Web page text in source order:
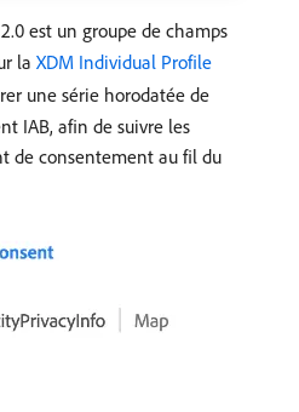
est un groupe de champs
la XDM Individual Profile
une série horodatée de
IAB, afin de suivre les
de consentement au fil du